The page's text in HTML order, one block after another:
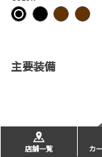
主要装備
店舗一覧 カ